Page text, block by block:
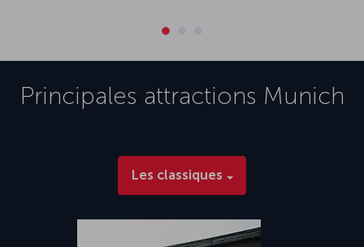
Principales attractions Munich
Les classiques